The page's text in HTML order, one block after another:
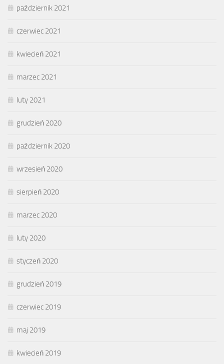
październik 2021
czerwiec 2021
kwiecień 2021
marzec 2021
luty 2021
grudzień 2020
październik 2020
wrzesień 2020
sierpień 2020
marzec 2020
luty 2020
styczeń 2020
grudzień 2019
czerwiec 2019
maj 2019
kwiecień 2019